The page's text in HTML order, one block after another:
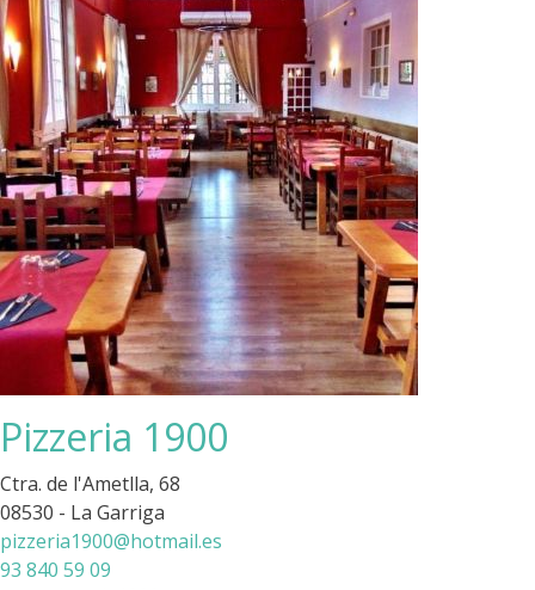
Pizzeria 1900
Ctra. de l'Ametlla, 68
08530 - La Garriga
pizzeria1900@hotmail.es
93 840 59 09